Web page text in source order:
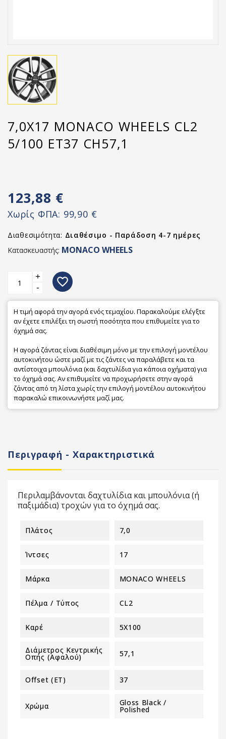
7,0X17 MONACO WHEELS CL2
5/100 ET37 CH57,1
123,88 €
Χωρίς ΦΠΑ: 99,90 €
Διαθεσιμότητα: Διαθέσιμο - Παράδοση 4-7 ημέρες
Κατασκευαστής: MONACO WHEELS
+
-
favorite_border
Η τιμή αφορά την αγορά ενός τεμαχίου. Παρακαλούμε ελέγξτε
αν έχετε επιλέξει τη σωστή ποσότητα που επιθυμείτε για το
όχημά σας.
Η αγορά ζάντας είναι διαθέσιμη μόνο με την επιλογή μοντέλου
αυτοκινήτου ώστε μαζί με τις ζάντες να παραλάβετε και τα
αντίστοιχα μπουλόνια (και δαχτυλίδια για κάποια οχήματα) για
το όχημά σας. Αν επιθυμείτε να προχωρήσετε στην αγορά
ζάντας από τη λίστα χωρίς την επιλογή μοντέλου αυτοκινήτου
παρακαλώ επικοινωνήστε μαζί μας.
Περιγραφή - Χαρακτηριστικά
Περιλαμβάνονται δαχτυλίδια και μπουλόνια (ή
παξιμάδια) τροχών για το όχημά σας.
Πλάτος 7,0
Ίντσες 17
Μάρκα MONACO WHEELS
Πέλμα / Τύπος CL2
Καρέ 5X100
Διάμετρος Κεντρικής
Οπής (αφαλού) 57,1
Offset (ET) 37
Χρώμα Gloss Black /
Polished